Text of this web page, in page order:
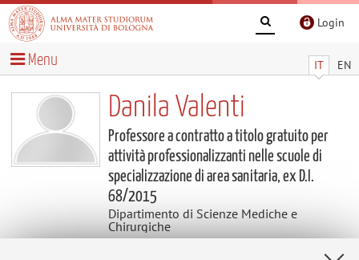
Login
IT EN
Menu
Danila Valenti
Professore a contratto a titolo gratuito per
attività professionalizzanti nelle scuole di
specializzazione di area sanitaria, ex D.I.
68/2015
Dipartimento di Scienze Mediche e
Chirurgiche